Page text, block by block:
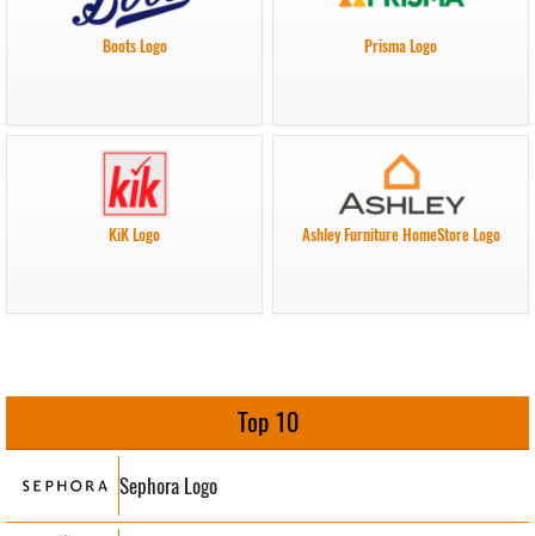
Boots Logo Prisma Logo
KiK Logo Ashley Furniture HomeStore Logo
Top 10
Sephora Logo